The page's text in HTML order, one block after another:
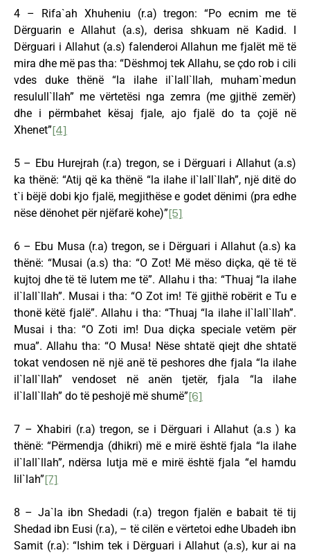
4 – Rifa`ah Xhuheniu (r.a) tregon: “Po ecnim me të
Dërguarin e Allahut (a.s), derisa shkuam në Kadid. I
Dërguari i Allahut (a.s) falenderoi Allahun me fjalët më të
mira dhe më pas tha: “Dëshmoj tek Allahu, se çdo rob i cili
vdes duke thënë “la ilahe il`lall`llah, muham`medun
resulull`llah” me vërtetësi nga zemra (me gjithë zemër)
dhe i përmbahet kësaj fjale, ajo fjalë do ta çojë në
Xhenet”[4]
5 – Ebu Hurejrah (r.a) tregon, se i Dërguari i Allahut (a.s)
ka thënë: “Atij që ka thënë “la ilahe il`lall`llah”, një ditë do
t`i bëjë dobi kjo fjalë, megjithëse e godet dënimi (pra edhe
nëse dënohet për njëfarë kohe)”[5]
6 – Ebu Musa (r.a) tregon, se i Dërguari i Allahut (a.s) ka
thënë: “Musai (a.s) tha: “O Zot! Më mëso diçka, që të të
kujtoj dhe të të lutem me të”. Allahu i tha: “Thuaj “la ilahe
il`lall`llah”. Musai i tha: “O Zot im! Të gjithë robërit e Tu e
thonë këtë fjalë”. Allahu i tha: “Thuaj “la ilahe il`lall`llah”.
Musai i tha: “O Zoti im! Dua diçka speciale vetëm për
mua”. Allahu tha: “O Musa! Nëse shtatë qiejt dhe shtatë
tokat vendosen në një anë të peshores dhe fjala “la ilahe
il`lall`llah” vendoset në anën tjetër, fjala “la ilahe
il`lall`llah” do të peshojë më shumë”[6]
7 – Xhabiri (r.a) tregon, se i Dërguari i Allahut (a.s ) ka
thënë: “Përmendja (dhikri) më e mirë është fjala “la ilahe
il`lall`llah”, ndërsa lutja më e mirë është fjala “el hamdu
lil`lah”[7]
8 – Ja`la ibn Shedadi (r.a) tregon fjalën e babait të tij
Shedad ibn Eusi (r.a), – të cilën e vërtetoi edhe Ubadeh ibn
Samit (r.a): “Ishim tek i Dërguari i Allahut (a.s), kur ai na